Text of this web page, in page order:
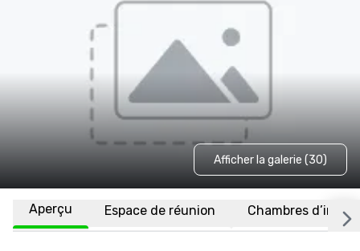
Afficher la galerie (30)
Aperçu Espace de réunion Chambres